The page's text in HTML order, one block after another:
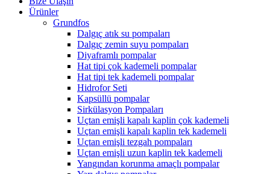
Ürünler
Grundfos
Dalgıç atık su pompaları
Dalgıç zemin suyu pompaları
Diyaframlı pompalar
Hat tipi çok kademeli pompalar
Hat tipi tek kademeli pompalar
Hidrofor Seti
Kapsüllü pompalar
Sirkülasyon Pompaları
Uçtan emişli kapalı kaplin çok kademeli
Uçtan emişli kapalı kaplin tek kademeli
Uçtan emişli tezgah pompaları
Uçtan emişli uzun kaplin tek kademeli
Yangından korunma amaçlı pompalar